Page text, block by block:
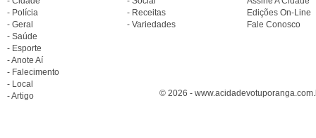
- Polícia
- Geral
- Saúde
- Esporte
- Anote Aí
- Falecimento
- Local
- Artigo
- Receitas
- Variedades
Edições On-Line
Fale Conosco
© 2026 -